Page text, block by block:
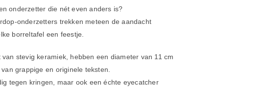
onderzetter die nét even anders is?
onderzetters trekken meteen de aandacht
borreltafel een feestje.
stevig keramiek, hebben een diameter van 11 cm
grappige en originele teksten.
tegen kringen, maar ook een échte eyecatcher